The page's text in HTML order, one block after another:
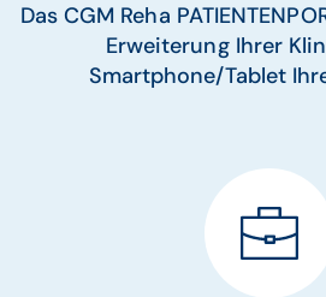
Das CGM Reha
Erweiterung Ihrer
Smartphone/Tablet